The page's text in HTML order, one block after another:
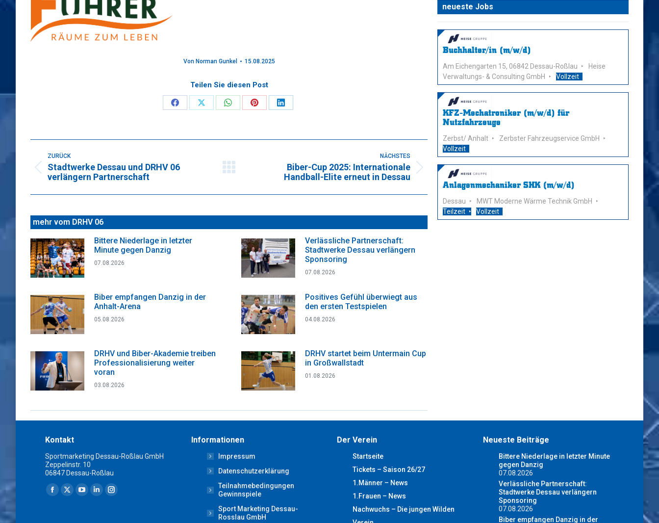
Von Norman Gunkel 15.08.2025
Teilen Sie diesen Post
Share
Facebook
Share
X
Share
WhatsApp
Share
Pinterest
Share
LinkedIn
ZURÜCK
Vorheriger
Stadtwerke Dessau und DRHV 06
verlängern Partnerschaft
NÄCHSTES
Biber-Cup 2025: Internationale
Handball-Elite erneut in Dessau
mehr vom DRHV 06
Bittere Niederlage in letzter
Minute gegen Danzig
07.08.2026
Verlässliche Partnerschaft:
Stadtwerke Dessau verlängern
Sponsoring
07.08.2026
Biber empfangen Danzig in der
Anhalt-Arena
05.08.2026
Positives Gefühl überwiegt aus
den ersten Testspielen
04.08.2026
DRHV und Biber-Akademie treiben
Professionalisierung weiter
voran
03.08.2026
DRHV startet beim Untermain Cup
in Großwallstadt
01.08.2026
neueste Jobs
Buchhalter/in (m/w/d)
Am Eichengarten 15, 06842 Dessau-Roßlau
Heise
Verwaltungs- & Consulting GmbH
Vollzeit
KFZ-Mechatroniker (m/w/d) für
Nutzfahrzeuge
Zerbst/ Anhalt
Zerbster Fahrzeugservice GmbH
Vollzeit
Anlagenmechaniker SHK (m/w/d)
Dessau
MWT Moderne Wärme Technik GmbH
Teilzeit
Vollzeit
Kontakt
Sportmarketing Dessau-Roßlau GmbH
Zeppelinstr. 10
06847 Dessau-Roßlau
Finden Sie uns auf:
Facebook
X
YouTube
LinkedinInstagram
Informationen
Impressum
Datenschutzerklärung
Teilnahmebedingungen
Gewinnspiele
Sport Marketing Dessau-
Rosslau GmbH
Der Verein
Startseite
Tickets – Saison 26/27
1.Männer – News
1.Frauen – News
Nachwuchs – Die jungen Wilden
Neueste Beiträge
Bittere Niederlage in letzter Minute
gegen Danzig
07.08.2026
Verlässliche Partnerschaft:
Stadtwerke Dessau verlängern
Sponsoring
07.08.2026
Biber empfangen Danzig in der